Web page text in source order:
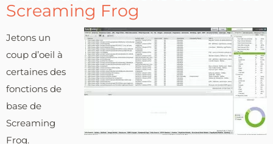
Screaming Frog
Jetons un
coup d’oeil à
certaines des
fonctions de
base de
Screaming
Frog.